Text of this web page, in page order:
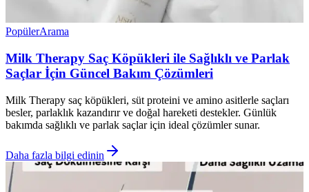
PopülerArama
Milk Therapy Saç Köpükleri ile Sağlıklı ve Parlak
Saçlar İçin Güncel Bakım Çözümleri
Milk Therapy saç köpükleri, süt proteini ve amino asitlerle saçları
besler, parlaklık kazandırır ve doğal hareketi destekler. Günlük
bakımda sağlıklı ve parlak saçlar için ideal çözümler sunar.
Daha fazla bilgi edinin